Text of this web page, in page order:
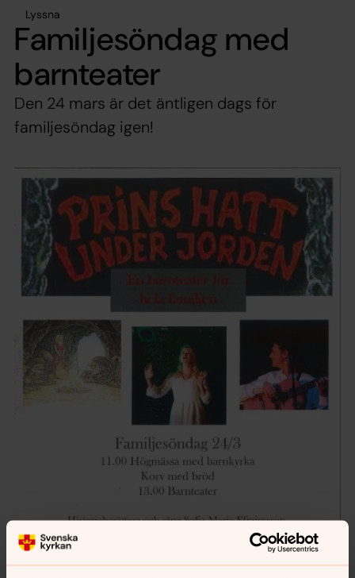
Lyssna
Familjesöndag med
barnteater
Den 24 mars är det äntligen dags för
familjesöndag igen!